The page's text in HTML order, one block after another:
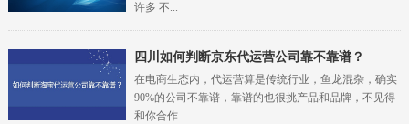
许多 不...
四川 如何判断京东代运营公司靠不靠谱？
在电商生态内，代运营算是传统行业，鱼龙混杂，确实
90%的公司不靠谱，靠谱的也很挑产品和品牌，不见得
和你合作...